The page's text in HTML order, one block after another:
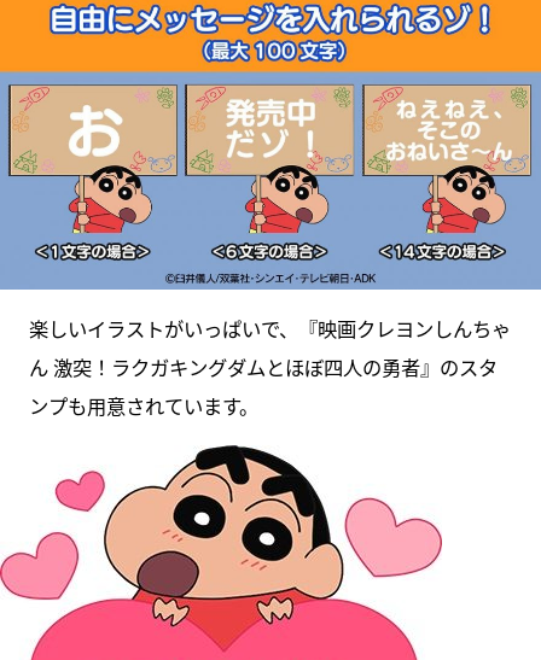
楽しいイラストがいっぱいで、『映画クレヨンしんちゃ
ん 激突！ラクガキングダムとほぼ四人の勇者』のスタ
ンプも用意されています。